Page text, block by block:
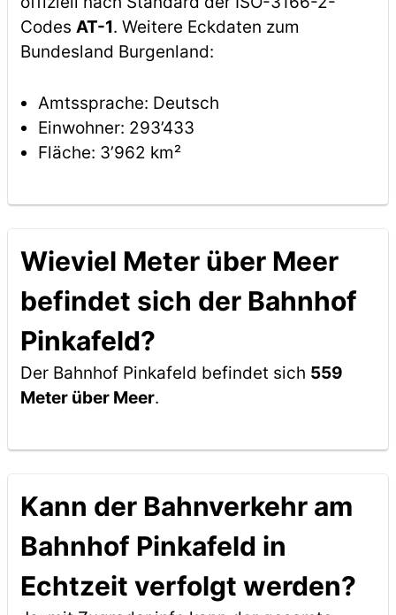
Codes AT-1. Weitere Eckdaten zum
Bundesland Burgenland:
Amtssprache: Deutsch
Einwohner: 293’433
Fläche: 3’962 km²
Wieviel Meter über Meer
befindet sich der Bahnhof
Pinkafeld?
Der Bahnhof Pinkafeld befindet sich 559
Meter über Meer.
Kann der Bahnverkehr am
Bahnhof Pinkafeld in
Echtzeit verfolgt werden?